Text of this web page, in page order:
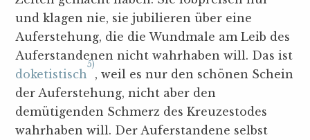
und klagen nie, sie jubilieren über eine
Auferstehung, die die Wundmale am Leib des
Auferstandenen nicht wahrhaben will. Das ist
doketistisch
5)
, weil es nur den schönen Schein
der Auferstehung, nicht aber den
demütigenden Schmerz des Kreuzestodes
wahrhaben will. Der Auferstandene selbst